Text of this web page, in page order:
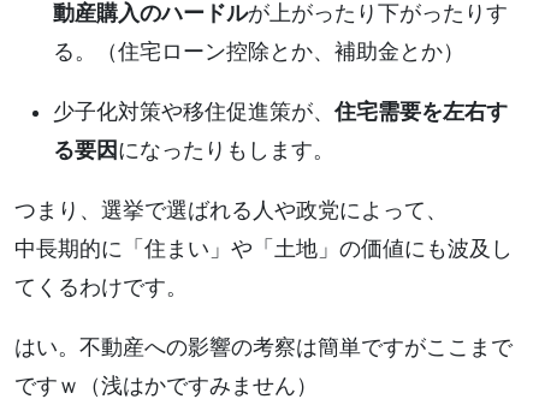
動産購入のハードルが上がったり下がったりす
る。（住宅ローン控除とか、補助金とか）
少子化対策や移住促進策が、住宅需要を左右す
る要因 になったりもします。
つまり、選挙で選ばれる人や政党によって、
中長期的に「住まい」や「土地」の価値にも波及し
てくるわけです。
はい。不動産への影響の考察は簡単ですがここまで
ですｗ（浅はかですみません）